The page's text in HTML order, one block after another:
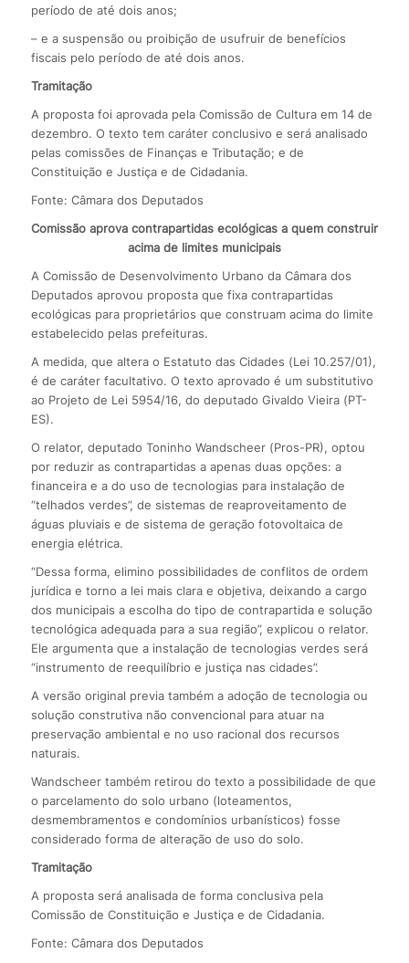
período de até dois anos;
– e a suspensão ou proibição de usufruir de benefícios
fiscais pelo período de até dois anos.
Tramitação
A proposta foi aprovada pela Comissão de Cultura em 14 de
dezembro. O texto tem caráter conclusivo e será analisado
pelas comissões de Finanças e Tributação; e de
Constituição e Justiça e de Cidadania.
Fonte: Câmara dos Deputados
Comissão aprova contrapartidas ecológicas a quem construir
acima de limites municipais
A Comissão de Desenvolvimento Urbano da Câmara dos
Deputados aprovou proposta que fixa contrapartidas
ecológicas para proprietários que construam acima do limite
estabelecido pelas prefeituras.
A medida, que altera o Estatuto das Cidades (Lei 10.257/01),
é de caráter facultativo. O texto aprovado é um substitutivo
ao Projeto de Lei 5954/16, do deputado Givaldo Vieira (PT-
ES).
O relator, deputado Toninho Wandscheer (Pros-PR), optou
por reduzir as contrapartidas a apenas duas opções: a
financeira e a do uso de tecnologias para instalação de
“telhados verdes”, de sistemas de reaproveitamento de
águas pluviais e de sistema de geração fotovoltaica de
energia elétrica.
“Dessa forma, elimino possibilidades de conflitos de ordem
jurídica e torno a lei mais clara e objetiva, deixando a cargo
dos municipais a escolha do tipo de contrapartida e solução
tecnológica adequada para a sua região”, explicou o relator.
Ele argumenta que a instalação de tecnologias verdes será
“instrumento de reequilíbrio e justiça nas cidades”.
A versão original previa também a adoção de tecnologia ou
solução construtiva não convencional para atuar na
preservação ambiental e no uso racional dos recursos
naturais.
Wandscheer também retirou do texto a possibilidade de que
o parcelamento do solo urbano (loteamentos,
desmembramentos e condomínios urbanísticos) fosse
considerado forma de alteração de uso do solo.
Tramitação
A proposta será analisada de forma conclusiva pela
Comissão de Constituição e Justiça e de Cidadania.
Fonte: Câmara dos Deputados